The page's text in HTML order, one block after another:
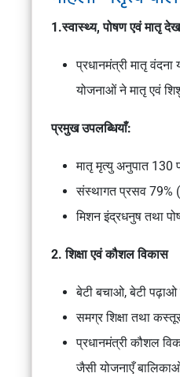
1.स्वास्थ्य, पोषण एवं मातृ
प्रधानमंत्री मातृ वंदना
योजनाओं ने मातृ एवं
प्रमुख उपलब्धियाँ:
मातृ मृत्यु अनुपात
संस्थागत प्रसव 79%
मिशन इंद्रधनुष तथा
2. शिक्षा एवं कौशल विकास
बेटी बचाओ, बेटी पढ़ाओ
समग्र शिक्षा तथा
प्रधानमंत्री कौशल
जैसी योजनाएँ बालिकाओं